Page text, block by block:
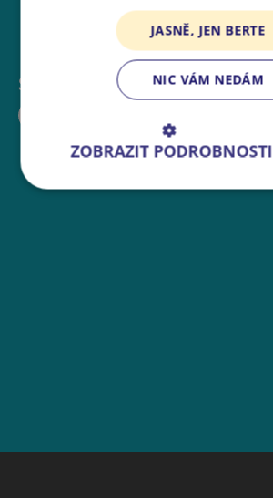
Sdílejte událost:
JASNĚ, JEN BERTE
NIC VÁM NEDÁM
ZOBRAZIT PODROBNOSTI